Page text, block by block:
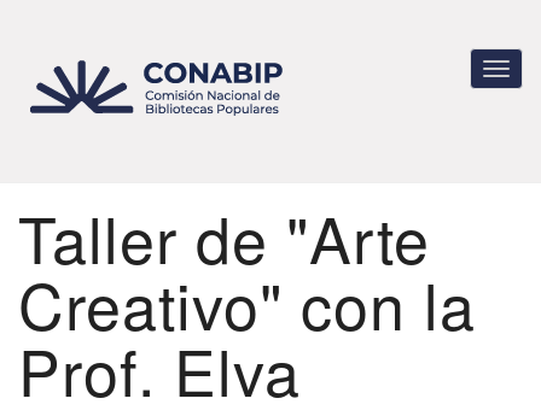
contenido
principal
Taller de "Arte
Creativo" con la
Prof. Elva